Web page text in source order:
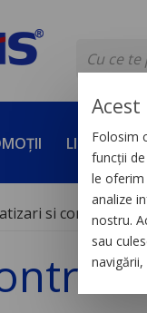
LICHIDĂRI
si control
Folosim
funcții
le oferim
analize
nostru.
sau